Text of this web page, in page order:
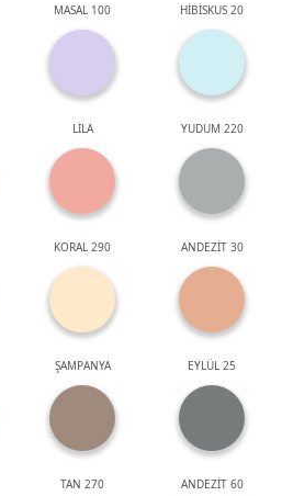
MASAL 100 HİBİSKUS 20
LİLA YUDUM 220
KORAL 290 ANDEZİT 30
ŞAMPANYA EYLÜL 25
TAN 270 ANDEZİT 60